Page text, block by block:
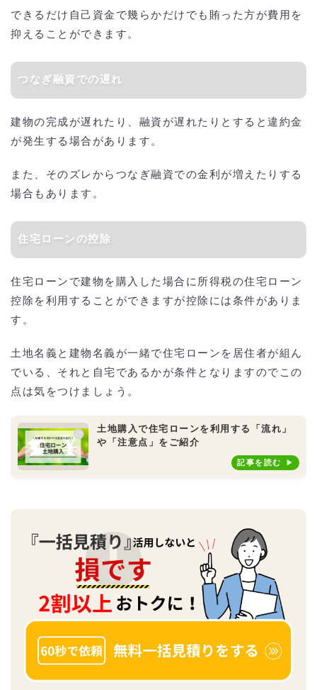
できるだけ自己資金で幾らかだけでも賄った方が費用を
抑えることができます。
つなぎ融資での遅れ
建物の完成が遅れたり、融資が遅れたりとすると違約金
が発生する場合があります。
また、そのズレからつなぎ融資での金利が増えたりする
場合もあります。
住宅ローンの控除
住宅ローンで建物を購入した場合に所得税の住宅ローン
控除を利用することができますが控除には条件がありま
す。
土地名義と建物名義が一緒で住宅ローンを居住者が組ん
でいる、それと自宅であるかが条件となりますのでこの
点は気をつけましょう。
土地購入で住宅ローンを利用する「流れ」
や「注意点」をご紹介
記事を読む